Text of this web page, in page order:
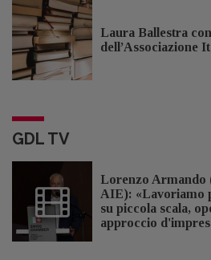
Laura Ballestra
dell’Associazione
GDL TV
Lorenzo Armando
AIE): «Lavoriamo
su piccola scala,
approccio